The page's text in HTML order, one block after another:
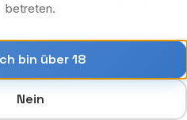
betreten.
bin über 18
Nein